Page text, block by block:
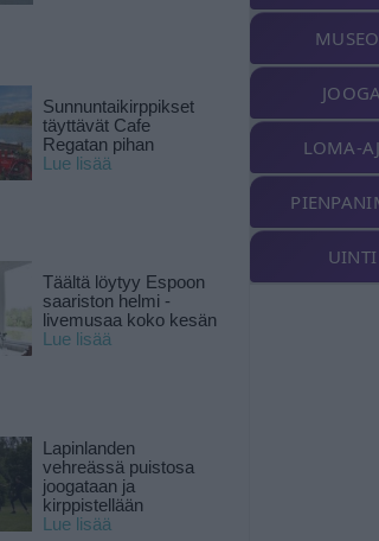
Sunnuntaikirppikset
täyttävät Cafe
Regatan pihan
Lue lisää
Täältä löytyy Espoon
saariston helmi -
livemusaa koko kesän
Lue lisää
Lapinlanden
vehreässä puistosa
joogataan ja
kirppistellään
Lue lisää
JOOGA
LOMA-
UINTI